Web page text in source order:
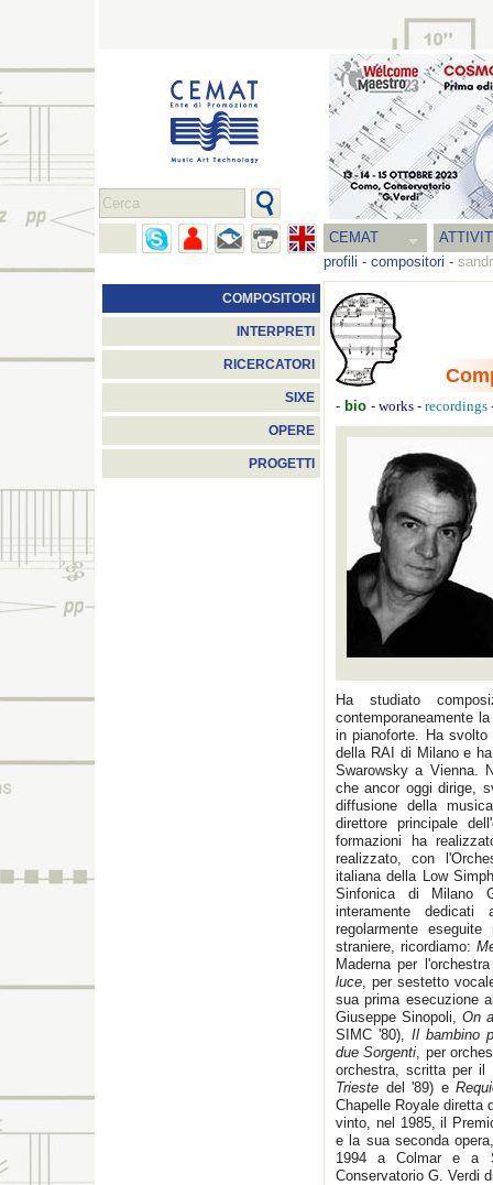
CEMAT
profili - compositori -
COMPOSITORI
INTERPRETI
RICERCATORI
SIXE
OPERE
PROGETTI
- bio - works - recordings
Ha studiato
contemporaneamente
in pianoforte. Ha
della RAI di Milano e
Swarowsky a Vienna.
che ancor oggi dirige,
diffusione della
direttore principale
formazioni ha
realizzato, con
italiana della Low
Sinfonica di Milano
interamente
regolarmente
straniere, ricordiamo:
Maderna per
luce, per sestetto
sua prima esecuzione
Giuseppe Sinopoli, On
SIMC '80),Il bambino
due Sorgenti, per
orchestra, scritta per il
Trieste del '89) e
Chapelle Royale diretta
vinto, nel 1985, il
e la sua seconda
1994 a Colmar e a
Conservatorio G. Verdi